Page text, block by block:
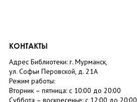
КОНТАКТЫ
Адрес Библиотеки: г. Мурманск,
ул. Софьи Перовской, д. 21А
Режим работы:
Вторник – пятница: с 10:00 до 20:00
Суббота – воскресенье: c 12:00 до 20:00